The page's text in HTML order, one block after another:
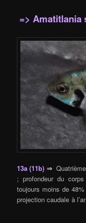
=> Amatitlania
13a (11b) ⇒Quatrième
; profondeur du
toujours moins de
projection caudale à